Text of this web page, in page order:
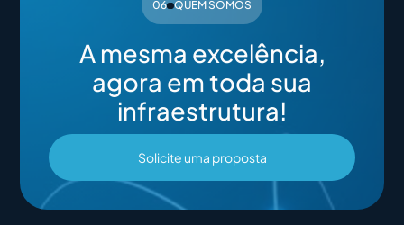
06 QUEM SOMOS
A mesma excelência,
agora em toda sua
infraestrutura!
Solicite uma proposta